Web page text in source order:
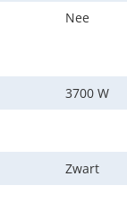
Nee
3700 W
Zwart